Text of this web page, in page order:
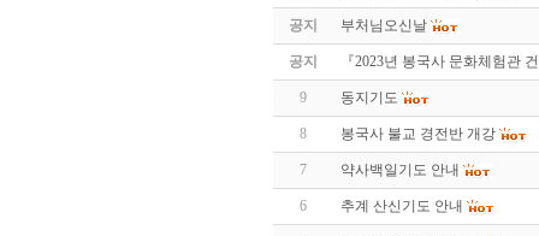
공지 부처님오신날
공지 『2023년 봉국사 문화체험관
9 동지기도
8 봉국사 불교 경전반 개강
7 약사백일기도 안내
6 추계 산신기도 안내